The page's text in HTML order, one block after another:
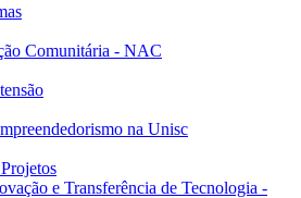
Comunitária - NAC
na Unisc
e Transferência de Tecnologia -